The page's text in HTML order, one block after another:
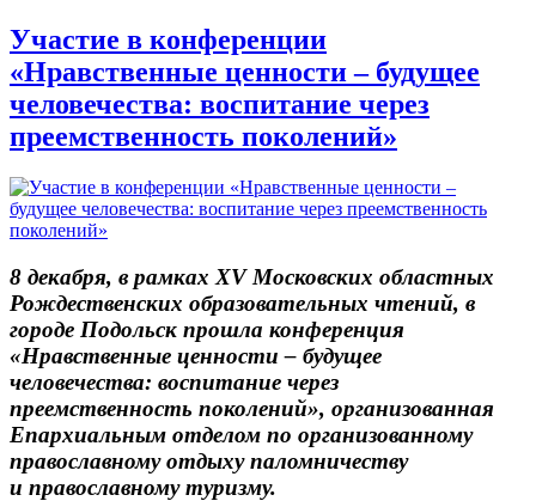
Участие в конференции
«Нравственные ценности – будущее
человечества: воспитание через
преемственность поколений»
8 декабря, в рамках XV Московских областных
Рождественских образовательных чтений, в
городе Подольск прошла конференция
«Нравственные ценности – будущее
человечества: воспитание через
преемственность поколений», организованная
Епархиальным отделом по организованному
православному отдыху паломничеству
и православному туризму.